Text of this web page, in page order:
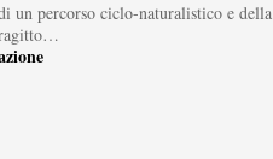
un percorso ciclo-naturalistico e della